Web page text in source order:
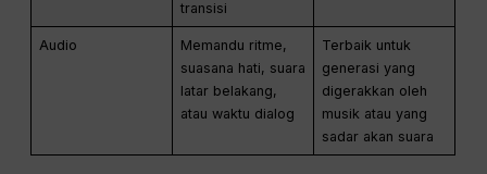
transisi
Audio
Memandu ritme,
suasana hati, suara
latar belakang,
atau waktu dialog
Terbaik untuk
generasi yang
digerakkan oleh
musik atau yang
sadar akan suara